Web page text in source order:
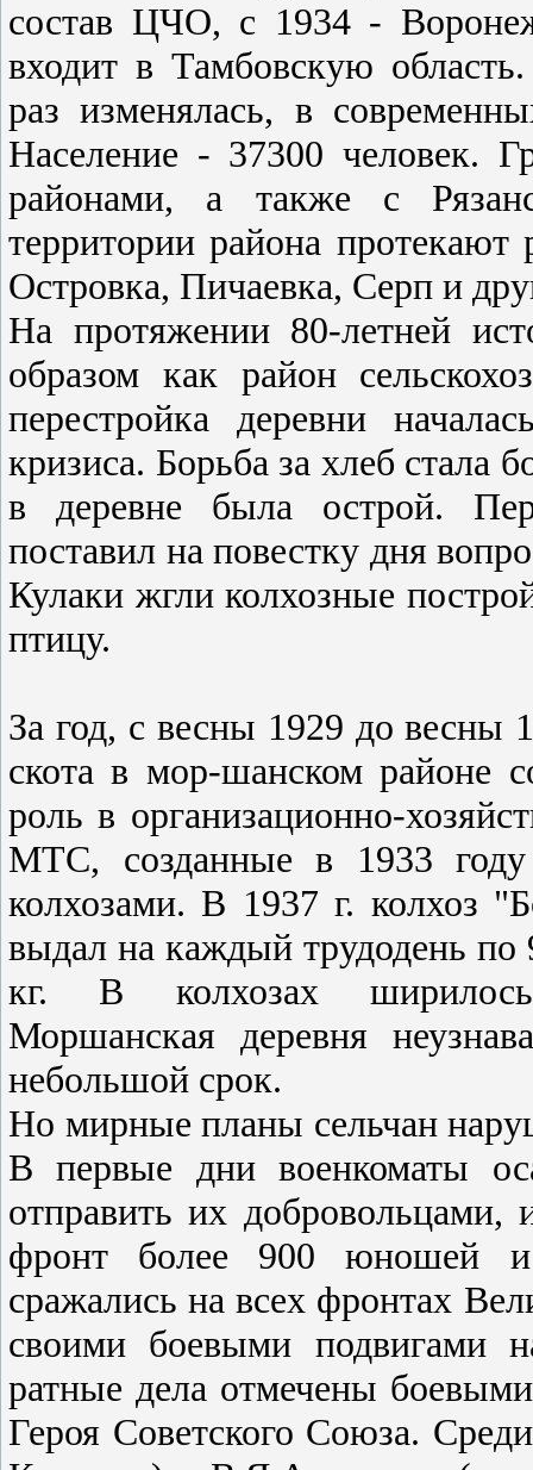
состав ЦЧО, с 1934 -
входит в Тамбовскую
раз изменялась, в
Население - 37300 человек.
районами, а также с
территории района
Островка, Пичаевка, Серп и
На протяжении 80-летней
образом как район
перестройка деревни
кризиса. Борьба за хлеб стала
в деревне была острой.
поставил на повестку дня
Кулаки жгли колхозные
птицу.
За год, с весны 1929 до весны
скота в мор-шанском районе
роль в организационно-
МТС, созданные в 1933 году
колхозами. В 1937 г. колхоз
выдал на каждый трудодень по
кг. В колхозах ширилось
Моршанская деревня
небольшой срок.
Но мирные планы сельчан
В первые дни военкоматы
отправить их
фронт более 900 юношей
сражались на всех фронтах
своими боевыми подвигами
ратные дела отмечены
Героя Советского Союза.